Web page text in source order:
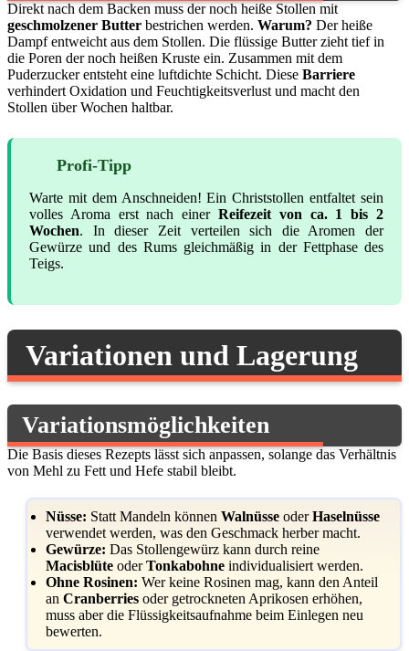
Direkt nach dem Backen muss der noch heiße Stollen mit
geschmolzener Butter bestrichen werden. Warum? Der heiße
Dampf entweicht aus dem Stollen. Die flüssige Butter zieht tief in
die Poren der noch heißen Kruste ein. Zusammen mit dem
Puderzucker entsteht eine luftdichte Schicht. Diese Barriere
verhindert Oxidation und Feuchtigkeitsverlust und macht den
Stollen über Wochen haltbar.
Profi-Tipp
Warte mit dem Anschneiden! Ein Christstollen entfaltet sein
volles Aroma erst nach einer Reifezeit von ca. 1 bis 2
Wochen. In dieser Zeit verteilen sich die Aromen der
Gewürze und des Rums gleichmäßig in der Fettphase des
Teigs.
Variationen und Lagerung
Variationsmöglichkeiten
Die Basis dieses Rezepts lässt sich anpassen, solange das Verhältnis
von Mehl zu Fett und Hefe stabil bleibt.
Nüsse: Statt Mandeln können Walnüsse oderHaselnüsse
verwendet werden, was den Geschmack herber macht.
Gewürze: Das Stollengewürz kann durch reine
Macisblüte oderTonkabohne individualisiert werden.
Ohne Rosinen: Wer keine Rosinen mag, kann den Anteil
an Cranberries oder getrockneten Aprikosen erhöhen,
muss aber die Flüssigkeitsaufnahme beim Einlegen neu
bewerten.